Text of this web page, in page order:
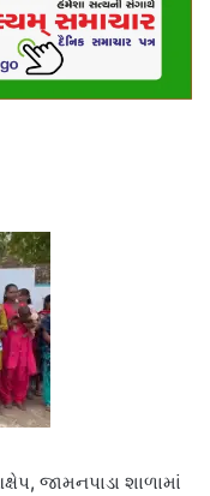
જામનપાડા શાળામાં